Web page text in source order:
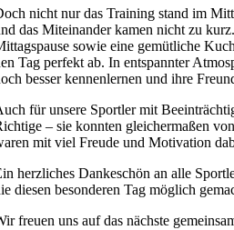
nicht nur das Training stand im
das Miteinander kamen nicht zu
sowie eine gemütliche
Tag perfekt ab. In entspannter
besser kennenlernen und ihre
für unsere Sportler mit
– sie konnten gleichermaßen
mit viel Freude und Motivation
herzliches Dankeschön an alle
diesen besonderen Tag möglich
freuen uns auf das nächste